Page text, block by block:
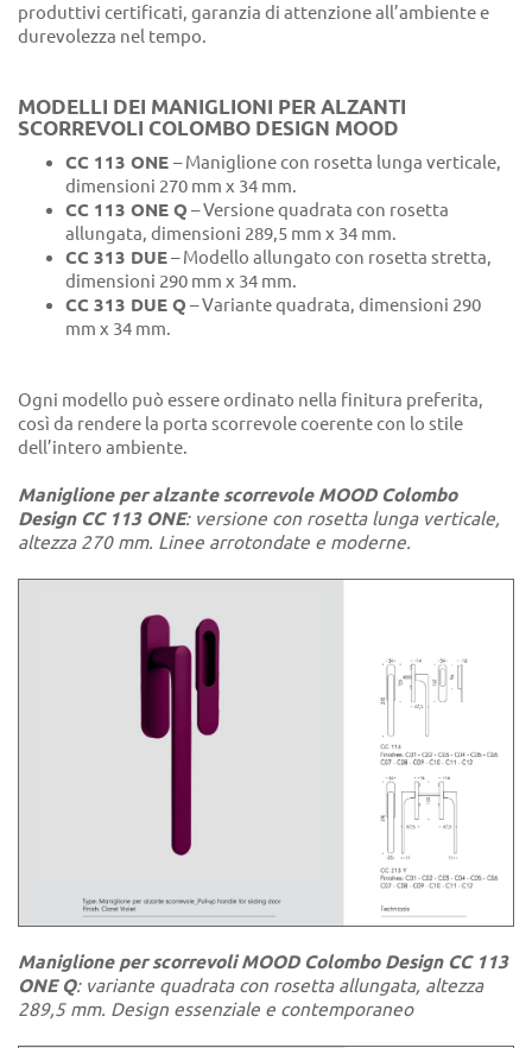
produttivi certificati, garanzia di attenzione all’ambiente e
durevolezza nel tempo.
MODELLI DEI MANIGLIONI PER ALZANTI
SCORREVOLI COLOMBO DESIGN MOOD
CC 113 ONE – Maniglione con rosetta lunga verticale,
dimensioni 270 mm x 34 mm.
CC 113 ONE Q – Versione quadrata con rosetta
allungata, dimensioni 289,5 mm x 34 mm.
CC 313 DUE– Modello allungato con rosetta stretta,
dimensioni 290 mm x 34 mm.
CC 313 DUE Q – Variante quadrata, dimensioni 290
mm x 34 mm.
Ogni modello può essere ordinato nella finitura preferita,
così da rendere la porta scorrevole coerente con lo stile
dell’intero ambiente.
Maniglione per alzante scorrevole MOOD Colombo
Design CC 113 ONE: versione con rosetta lunga verticale,
altezza 270 mm. Linee arrotondate e moderne.
Maniglione per scorrevoli MOOD Colombo Design CC 113
ONE Q: variante quadrata con rosetta allungata, altezza
289,5 mm. Design essenziale e contemporaneo